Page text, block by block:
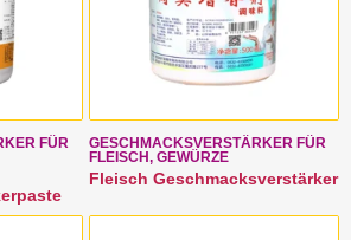
FÜR
GESCHMACKSVERSTÄRKER FÜR
FLEISCH, GEWÜRZE
Fleisch Geschmacksverstärker